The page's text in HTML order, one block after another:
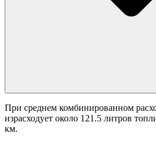
При среднем комбинированном
израсходует около 121.5 литров
км.